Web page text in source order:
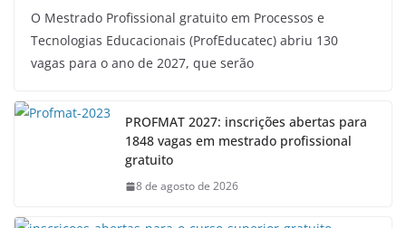
O Mestrado Profissional gratuito em Processos e
Tecnologias Educacionais (ProfEducatec) abriu 130
vagas para o ano de 2027, que serão
PROFMAT 2027: inscrições abertas para
1848 vagas em mestrado profissional
gratuito
8 de agosto de 2026